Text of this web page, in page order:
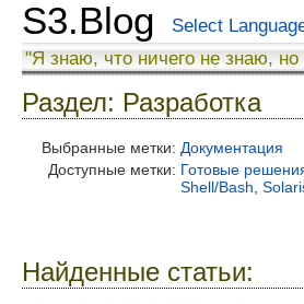
S3.Blog Select
"Я знаю, что ничего не знаю,
Раздел: Разработка
Выбранные метки: Документация
Доступные метки: Готовые
Shell/Bash
Найденные статьи: